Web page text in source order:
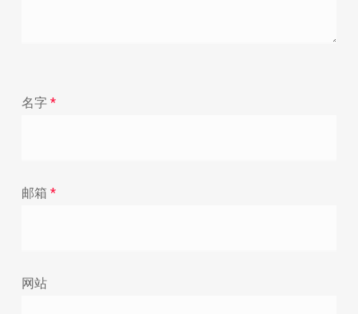
名字 *
邮箱 *
网站